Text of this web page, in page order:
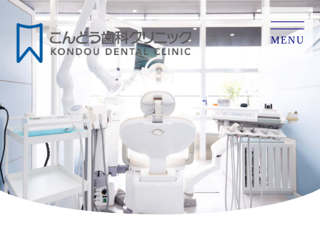
MENU